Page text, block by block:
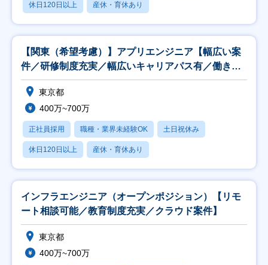
休日120日以上 産休・育休あり
【関東（希望考慮）】アプリエンジニア【幅広い案
件／研修制度充実／幅広いキャリアパス有／働き方
◎】
東京都
400万~700万
正社員採用 職種・業界未経験OK 土日祝休み
休日120日以上 産休・育休あり
インフラエンジニア（オープンポジション）【リモ
ート相談可能／教育制度充実／クラウド案件】
東京都
400万~700万